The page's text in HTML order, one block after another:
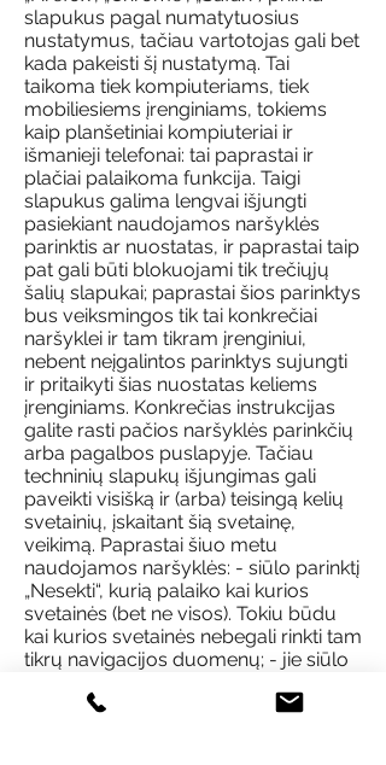
slapukus pagal numatytuosius
nustatymus, tačiau vartotojas gali bet
kada pakeisti šį nustatymą. Tai
taikoma tiek kompiuteriams, tiek
mobiliesiems įrenginiams, tokiems
kaip planšetiniai kompiuteriai ir
išmanieji telefonai: tai paprastai ir
plačiai palaikoma funkcija. Taigi
slapukus galima lengvai išjungti
pasiekiant naudojamos naršyklės
parinktis ar nuostatas, ir paprastai taip
pat gali būti blokuojami tik trečiųjų
šalių slapukai; paprastai šios parinktys
bus veiksmingos tik tai konkrečiai
naršyklei ir tam tikram įrenginiui,
nebent neįgalintos parinktys sujungti
ir pritaikyti šias nuostatas keliems
įrenginiams. Konkrečias instrukcijas
galite rasti pačios naršyklės parinkčių
arba pagalbos puslapyje. Tačiau
techninių slapukų išjungimas gali
paveikti visišką ir (arba) teisingą kelių
svetainių, įskaitant šią svetainę,
veikimą. Paprastai šiuo metu
naudojamos naršyklės: - siūlo parinktį
„Nesekti“, kurią palaiko kai kurios
svetainės (bet ne visos). Tokiu būdu
kai kurios svetainės nebegali rinkti tam
tikrų navigacijos duomenų; - jie siūlo
galimybę: tokiu būdu duomenys